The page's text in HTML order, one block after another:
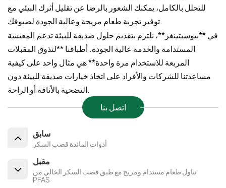
للتحلل بالكامل، يمكنك الشعور بالرضا عن تقليل أثرك البيئي مع
توفير تجربة طعام مريحة وعالية الجودة لضيوفك.
في **بيوسيتينغز**، نلتزم بتقديم حلول صديقة للبيئة تدعم المعيشة
المستدامة والخدمة عالية الجودة. أطباقنا **لتذوق المقبلات
المربعة للاستخدام مرة واحدة** هي مثال واحد على كيفية
مساعدتنا للشركات والأفراد على اتخاذ خيارات صديقة للبيئة دون
التضحية بالأناقة أو الراحة.
اتصل بنا
سابق
أدوات المائدة قصب السكر
مقبل
تناول طعام مستدام ومريح مع طبق قصب السكر الخالي من
PFAS